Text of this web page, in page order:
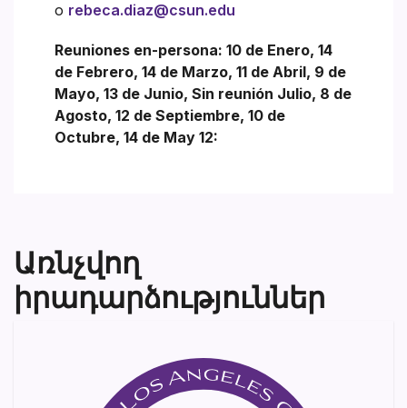
o rebeca.diaz@csun.edu
Reuniones en-persona: 10 de Enero, 14
de Febrero, 14 de Marzo, 11 de Abril, 9 de
Mayo, 13 de Junio, Sin reunión Julio, 8 de
Agosto, 12 de Septiembre, 10 de
Octubre, 14 de May 12:
Առնչվող
իրադարձություններ